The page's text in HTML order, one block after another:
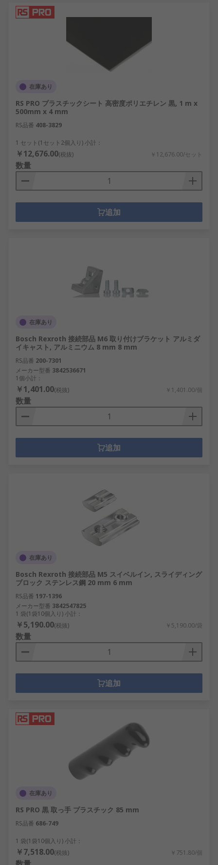
在庫あり
RS PRO プラスチックシート 高密度ポリエチレン 黒, 1 m x
500mm x 4 mm
RS品番 408-3829
1 セット(1セット2個入り) 小計：
￥12,676.00(税抜) ￥12,676.00/セット
数量
追加
在庫あり
Bosch Rexroth 接続部品 M6 取り付けブラケット アルミダ
イキャスト, アルミニウム 8 mm 8 mm
RS品番 200-7301
メーカー型番 3842536671
1個小計：
￥1,401.00(税抜) ￥1,401.00/個
数量
追加
在庫あり
Bosch Rexroth 接続部品 M5 スイベルイン, スライディング
ブロック ステンレス鋼 20 mm 6 mm
RS品番 197-1396
メーカー型番 3842547825
1 袋(1袋10個入り) 小計：
￥5,190.00(税抜) ￥5,190.00/袋
数量
追加
在庫あり
RS PRO 黒 取っ手 プラスチック 85 mm
RS品番 686-749
1 袋(1袋10個入り) 小計：
￥7,518.00(税抜) ￥751.80/個